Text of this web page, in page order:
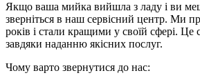
Якщо ваша мийка вийшла з ладу і ви
зверніться в наш сервісний центр. Ми
років і стали кращими у своїй сфері.
завдяки наданню якісних послуг.
Чому варто звернутися до нас: